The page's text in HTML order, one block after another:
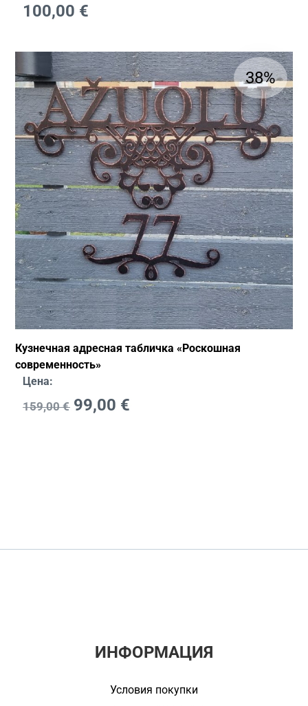
100,00 €
Кузнечная адресная табличка «Роскошная
современность»
Цена:
159,00€ 99,00 €
38%
ИНФОРМАЦИЯ
Условия покупки